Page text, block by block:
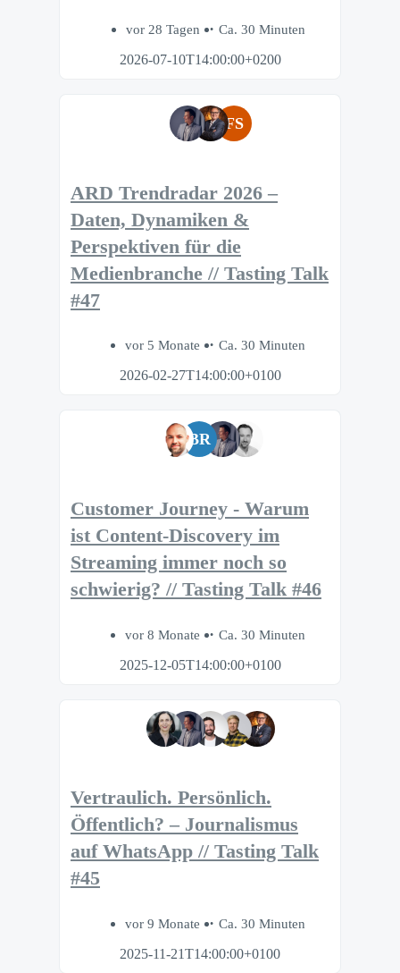
vor 28 Tagen
Ca. 30 Minuten
2026-07-10T14:00:00+0200
FS
ARD Trendradar 2026 –
Daten, Dynamiken &
Perspektiven für die
Medienbranche // Tasting Talk
#47
vor 5 Monate
Ca. 30 Minuten
2026-02-27T14:00:00+0100
BR
Customer Journey - Warum
ist Content-Discovery im
Streaming immer noch so
schwierig? // Tasting Talk #46
vor 8 Monate
Ca. 30 Minuten
2025-12-05T14:00:00+0100
Vertraulich. Persönlich.
Öffentlich? – Journalismus
auf WhatsApp // Tasting Talk
#45
vor 9 Monate
Ca. 30 Minuten
2025-11-21T14:00:00+0100